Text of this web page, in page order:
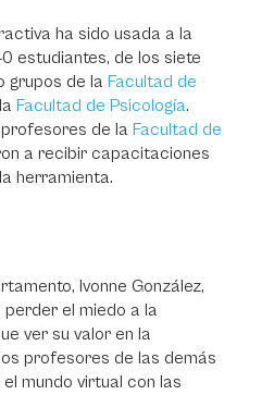
ha sido usada a la
estudiantes, de los siete
grupos de la Facultad de
Facultad de Psicología.
de la Facultad de
a recibir capacitaciones
herramienta.
Ivonne González,
perder el miedo a la
ver su valor en la
profesores de las demás
mundo virtual con las